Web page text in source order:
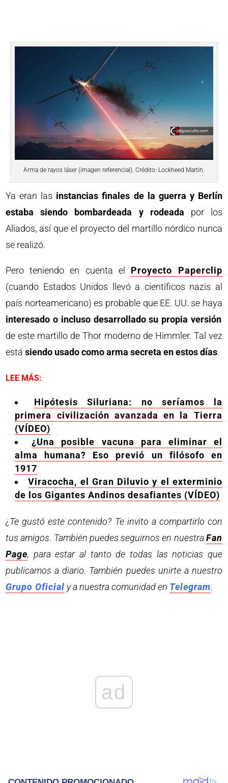
Arma de rayos láser (imagen referencial). Crédito: Lockheed Martin.
Ya eran las instancias finales de la guerra y Berlín
estaba siendo bombardeada y rodeada por los
Aliados, así que el proyecto del martillo nórdico nunca
se realizó.
Pero teniendo en cuenta el Proyecto Paperclip
(cuando Estados Unidos llevó a científicos nazis al
país norteamericano) es probable que EE. UU. se haya
interesado o incluso desarrollado su propia versión
de este martillo de Thor moderno de Himmler. Tal vez
estásiendo usado como arma secreta en estos días.
LEE MÁS:
Hipótesis Siluriana: no seríamos la
primera civilización avanzada en la Tierra
(VÍDEO)
¿Una posible vacuna para eliminar el
alma humana? Eso previó un filósofo en
1917
Viracocha, el Gran Diluvio y el exterminio
de los Gigantes Andinos desafiantes (VÍDEO)
¿Te gustó este contenido? Te invito a compartirlo con
tus amigos. También puedes seguirnos en nuestraFan
Page, para estar al tanto de todas las noticias que
publicamos a diario. También puedes unirte a nuestro
Grupo Oficial y a nuestra comunidad en Telegram.
ad